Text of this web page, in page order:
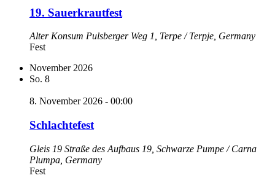
19. Sauerkrautfest
Alter Konsum Pulsberger Weg 1, Terpe / Terpje, Germany
Fest
November 2026
So. 8
8. November 2026 - 00:00
Schlachtefest
Gleis 19 Straße des Aufbaus 19, Schwarze Pumpe / Carna
Plumpa, Germany
Fest